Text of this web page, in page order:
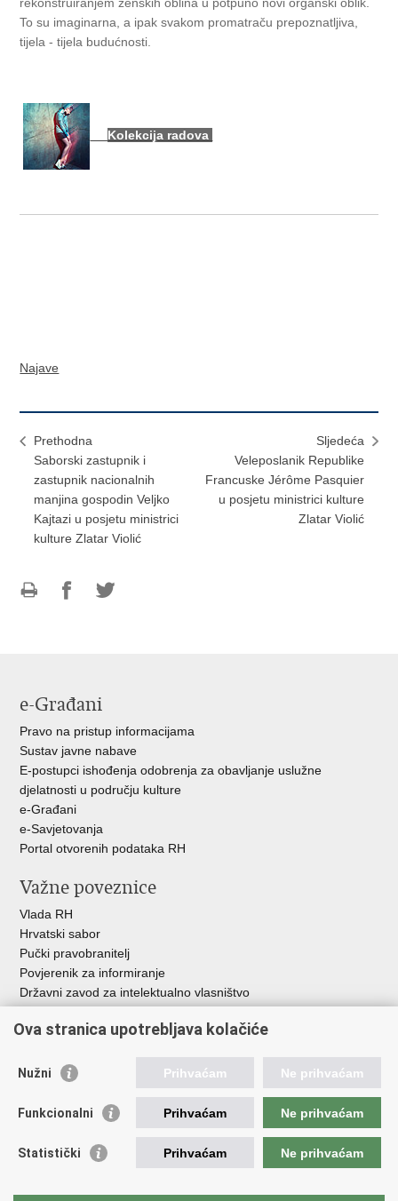
To su imaginarna, a ipak svakom promatraču prepoznatljiva,
tijela - tijela budućnosti.
Kolekcija radova
Najave
Prethodna
Saborski zastupnik i
zastupnik nacionalnih
manjina gospodin Veljko
Kajtazi u posjetu ministrici
kulture Zlatar Violić
Sljedeća
Veleposlanik Republike
Francuske Jérôme Pasquier
u posjetu ministrici kulture
Zlatar Violić
e-Građani
Pravo na pristup informacijama
Sustav javne nabave
E-postupci ishođenja odobrenja za obavljanje uslužne
djelatnosti u području kulture
e-Građani
e-Savjetovanja
Portal otvorenih podataka RH
Važne poveznice
Vlada RH
Hrvatski sabor
Pučki pravobranitelj
Povjerenik za informiranje
Državni zavod za intelektualno vlasništvo
HAKOM
Ostale poveznice
Hrvatski audiovizualni centar
Creative Europe
EU National Institutes for Culture
Ova stranica upotrebljava kolačiće
Nužni Prihvaćam Ne prihvaćam
Funkcionalni Prihvaćam Ne prihvaćam
Statistički Prihvaćam Ne prihvaćam